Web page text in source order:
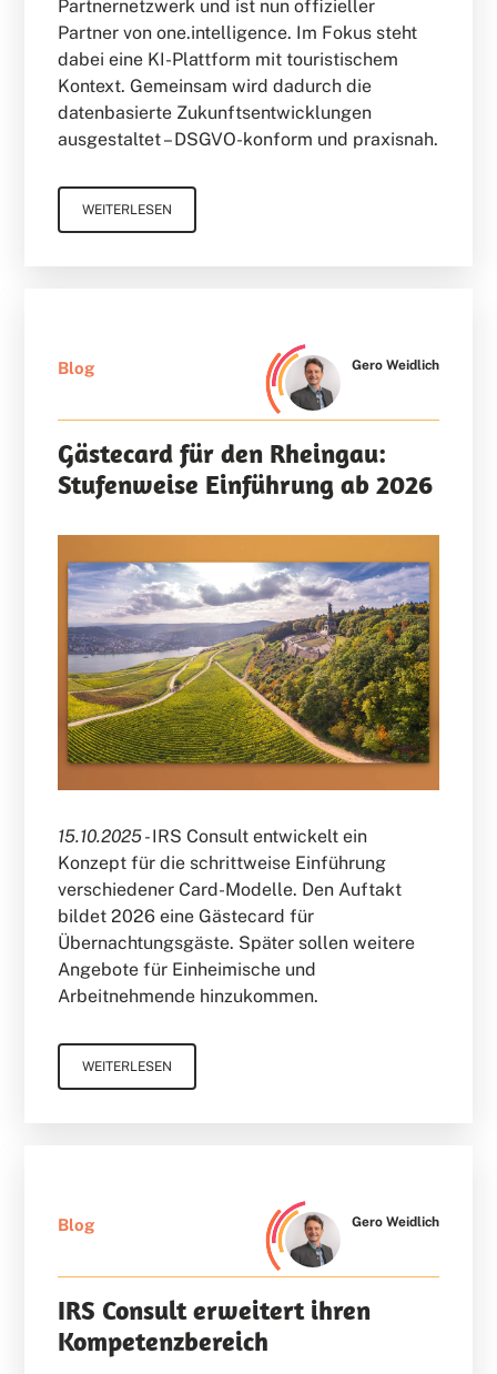
Partnernetzwerk und ist nun offizieller
Partner von one.intelligence. Im Fokus steht
dabei eine KI-Plattform mit touristischem
Kontext. Gemeinsam wird dadurch die
datenbasierte Zukunftsentwicklungen
ausgestaltet – DSGVO-konform und praxisnah.
WEITERLESEN
Blog Gero Weidlich
Gästecard für den Rheingau:
Stufenweise Einführung ab 2026
15.10.2025 -IRS Consult entwickelt ein
Konzept für die schrittweise Einführung
verschiedener Card-Modelle. Den Auftakt
bildet 2026 eine Gästecard für
Übernachtungsgäste. Später sollen weitere
Angebote für Einheimische und
Arbeitnehmende hinzukommen.
WEITERLESEN
Blog Gero Weidlich
IRS Consult erweitert ihren
Kompetenzbereich